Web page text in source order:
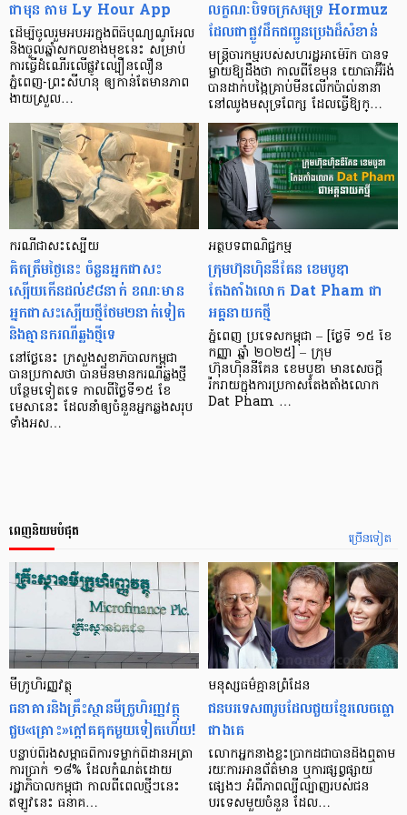
ជាមុន តាម Ly Hour App
ដើម្បីចូលរួមអបអរក្នុងពិធីបុណ្យណូអែល
និងចូលឆ្នាំសកលខាងមុខនេះ សម្រាប់
ការធ្វើដំណើរលើផ្លូវល្បឿនលឿន
ភ្នំពេញ-ព្រះសីហនុ ឲ្យកាន់តែមានភាព
ងាយស្រួល…
លក្ខណៈបិទចក្រសមុទ្រ Hormuz
ដែលជាផ្លូវដឹកជញ្ជូនប្រេងដ៏សំខាន់
មន្ត្រីចារកម្មរបស់សហរដ្ឋអាម៉េរិក បានទ
ម្លាយឱ្យដឹងថា កាលពីខែមុន យោធាអ៊ីរ៉ង់
បានដាក់បង្កៃគ្រាប់មីនលើកប៉ាល់នានា
នៅឈូងមសុទ្រពែក្ស ដែលធ្វើឱ្យក្…
ករណីជាសះស្បើយ
គិតត្រឹមថ្ងៃនេះ ចំនួនអ្នកជាសះ
ស្បើយកើនដល់៩៨នាក់ ខណៈមាន
អ្នកជាសះស្បើយថ្មីថែម២នាក់ទៀត
និងគ្មានករណីឆ្លងថ្មីទេ
នៅថ្ងៃនេះ ក្រសួងសុខាភិបាលកម្ពុជា
បានប្រកាសថា បានមិនមានករណីឆ្លងថ្មី
បន្ថែមទៀតទេ កាលពីថ្ងៃទី១៥ ខែ
មេសានេះ ដែលនាំឲ្យចំនួនអ្នកឆ្លងសរុប
ទាំងអស…
អត្ថបទពាណិជ្ជកម្ម
ក្រុមហ៊ុនហ៊ិននីគែន ខេមបូឌា
តែងតាំងលោក Dat Pham ជា
អគ្គនាយកថ្មី
ភ្នំពេញ ប្រទេសកម្ពុជា – [ថ្ងៃទី ១៥ ខែ
កញ្ញា ឆ្នាំ ២០២៥] – ក្រុម
ហ៊ុនហ៊ិននីគែន ខេមបូឌា មានសេចក្ដី
រីករាយក្នុងការប្រកាសតែងតាំងលោក
Dat Pham …
ច្រើនទៀត
ពេញនិយមបំផុត
មីក្រូ​ហិរញ្ញវត្ថុ
ធនាគារ​និង​គ្រឹះស្ថាន​មីក្រូ​ហិរញ្ញវត្ថុ​
ជួប«គ្រោះ»ក្តៅ​គគុក​មួយ​ទៀត​ហើយ!
បន្ទាប់​ពី​រង​សម្ពាធ​​ពី​ការ​ទម្លាក់​ពិដាន​អត្រា​
ការ​ប្រាក់ ១៨​% ដែល​កំណត់​ដោយ​
រដ្ឋាភិបាល​កម្ពុជា កាល​ពី​ពេល​ថ្មីៗ​នេះ
ឥឡូវ​នេះ ធនាគ…
មនុស្ស​ធម៌​គ្មាន​ព្រំដែន
ជន​បរទេស​៣​រូប​ដែល​ជួយ​ខ្មែរ​លេច​ធ្លោ​
ជាង​គេ
លោកអ្នក​នាង​ខ្លះ​ប្រាកដ​ជា​បាន​​ដឹង​ឮ​តាម​
រយៈ​ការ​អាន​ព័ត៌មាន ឬ​ការ​ផ្សព្វផ្សាយ​
ផ្សេងៗ អំពី​ភាព​ល្បីល្បាញ​របស់​ជន​
បរទេស​មួយ​ចំនួន ដែល…